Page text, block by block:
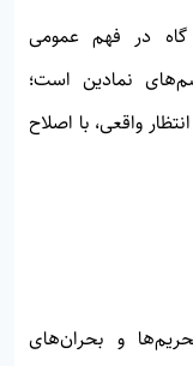
در فهم عمومی
نمادین است؛
واقعی، با اصلاح
و بحران‌های